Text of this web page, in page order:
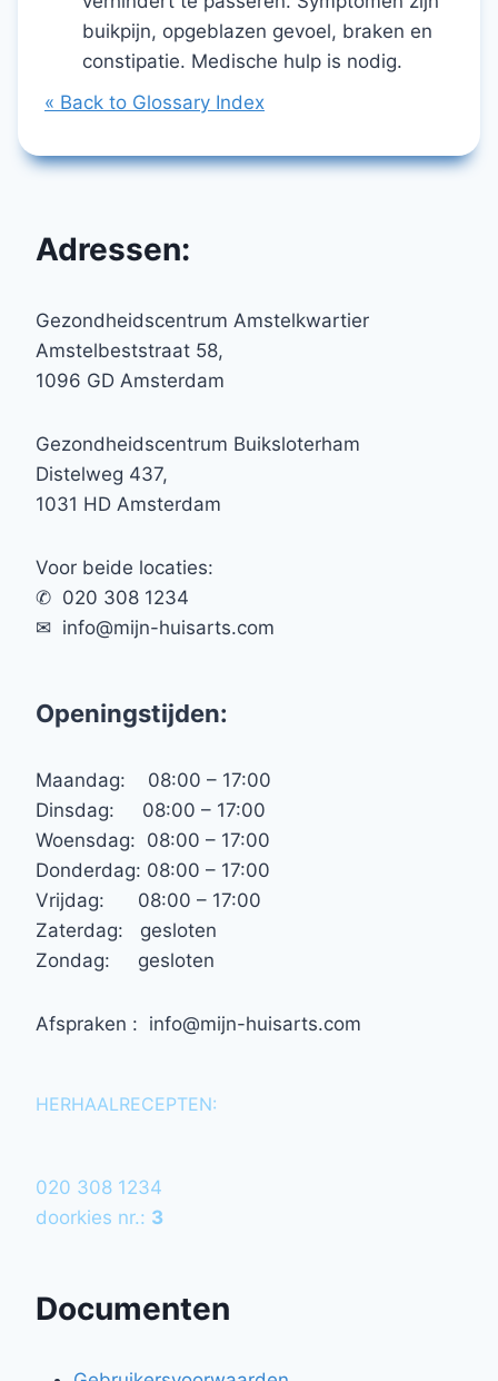
buikpijn, opgeblazen gevoel, braken en
constipatie. Medische hulp is nodig.
« Back to Glossary Index
Adressen:
Gezondheidscentrum Amstelkwartier
Amstelbeststraat 58,
1096 GD Amsterdam
Gezondheidscentrum Buiksloterham
Distelweg 437,
1031 HD Amsterdam
Voor beide locaties:
✆ 020 308 1234
✉︎ info@mijn-huisarts.com
Openingstijden:
Maandag: 08:00 – 17:00
Dinsdag: 08:00 – 17:00
Woensdag: 08:00 – 17:00
Donderdag: 08:00 – 17:00
Vrijdag: 08:00 – 17:00
Zaterdag: gesloten
Zondag: gesloten
Afspraken : info@mijn-huisarts.com
HERHAALRECEPTEN:
020 308 1234
doorkies nr.: 3
Documenten